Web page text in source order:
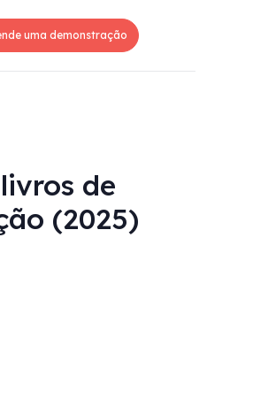
uma demonstração
de
(2025)